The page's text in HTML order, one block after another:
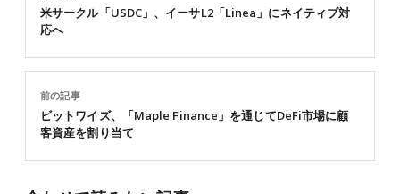
前の記事
ビットワイズ、「Maple Finance」を通じてDeFi市場に顧
客資産を割り当て
米サークル「USDC」、イーサL2「Linea」にネイティブ対
応へ